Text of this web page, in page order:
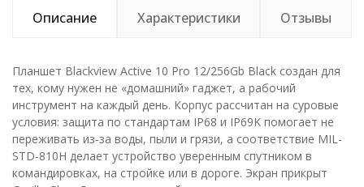
Описание Характеристики Отзывы
Планшет Blackview Active 10 Pro 12/256Gb Black создан для
тех, кому нужен не «домашний» гаджет, а рабочий
инструмент на каждый день. Корпус рассчитан на суровые
условия: защита по стандартам IP68 и IP69K помогает не
переживать из‑за воды, пыли и грязи, а соответствие MIL-
STD-810H делает устройство уверенным спутником в
командировках, на стройке или в дороге. Экран прикрыт